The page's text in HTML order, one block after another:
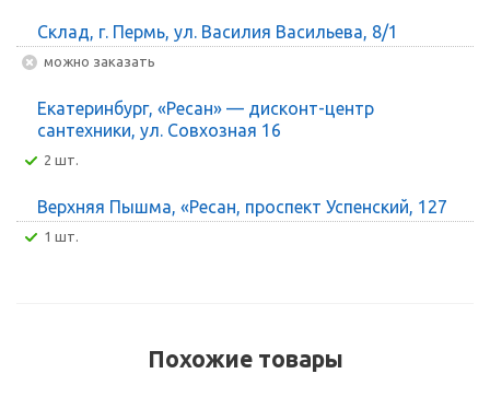
Склад, г. Пермь, ул. Василия Васильева, 8/1
Можно заказать
Екатеринбург, «Ресан» — дисконт-центр
сантехники, ул. Совхозная 16
2 шт.
Верхняя Пышма, «Ресан, проспект Успенский, 127
1 шт.
Похожие товары